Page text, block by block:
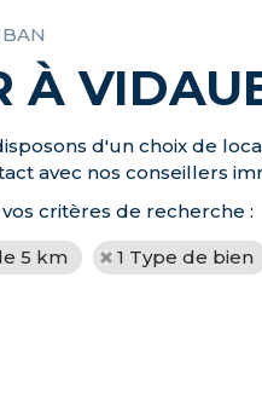
À
d'un choix de
avec nos conseillers
critères de recherche :
5 km
1 Type de bien